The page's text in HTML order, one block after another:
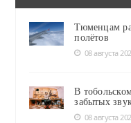
Тюменцам
полётов
08 августа
В
забытых
08 августа